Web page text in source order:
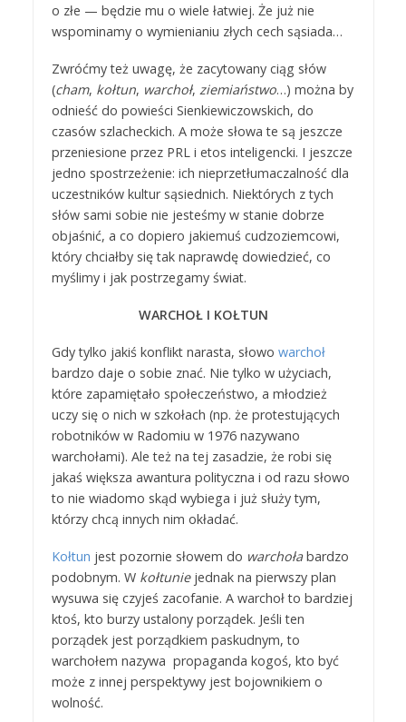
o złe — będzie mu o wiele łatwiej. Że już nie
wspominamy o wymienianiu złych cech sąsiada…
Zwróćmy też uwagę, że zacytowany ciąg słów
(cham, kołtun, warchoł, ziemiaństwo…) można by
odnieść do powieści Sienkiewiczowskich, do
czasów szlacheckich. A może słowa te są jeszcze
przeniesione przez PRL i etos inteligencki. I jeszcze
jedno spostrzeżenie: ich nieprzetłumaczalność dla
uczestników kultur sąsiednich. Niektórych z tych
słów sami sobie nie jesteśmy w stanie dobrze
objaśnić, a co dopiero jakiemuś cudzoziemcowi,
który chciałby się tak naprawdę dowiedzieć, co
myślimy i jak postrzegamy świat.
WARCHOŁ I KOŁTUN
Gdy tylko jakiś konflikt narasta, słowo warchoł
bardzo daje o sobie znać. Nie tylko w użyciach,
które zapamiętało społeczeństwo, a młodzież
uczy się o nich w szkołach (np. że protestujących
robotników w Radomiu w 1976 nazywano
warchołami). Ale też na tej zasadzie, że robi się
jakaś większa awantura polityczna i od razu słowo
to nie wiadomo skąd wybiega i już służy tym,
którzy chcą innych nim okładać.
Kołtun jest pozornie słowem do warchołabardzo
podobnym. W kołtuniejednak na pierwszy plan
wysuwa się czyjeś zacofanie. A warchoł to bardziej
ktoś, kto burzy ustalony porządek. Jeśli ten
porządek jest porządkiem paskudnym, to
warchołem nazywa propaganda kogoś, kto być
może z innej perspektywy jest bojownikiem o
wolność.